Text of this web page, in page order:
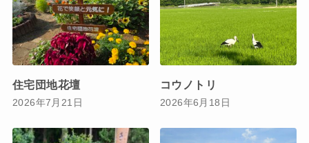
住宅団地花壇
2026年7月21日
コウノトリ
2026年6月18日